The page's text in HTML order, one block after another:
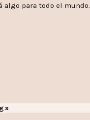
algo para todo el mundo.